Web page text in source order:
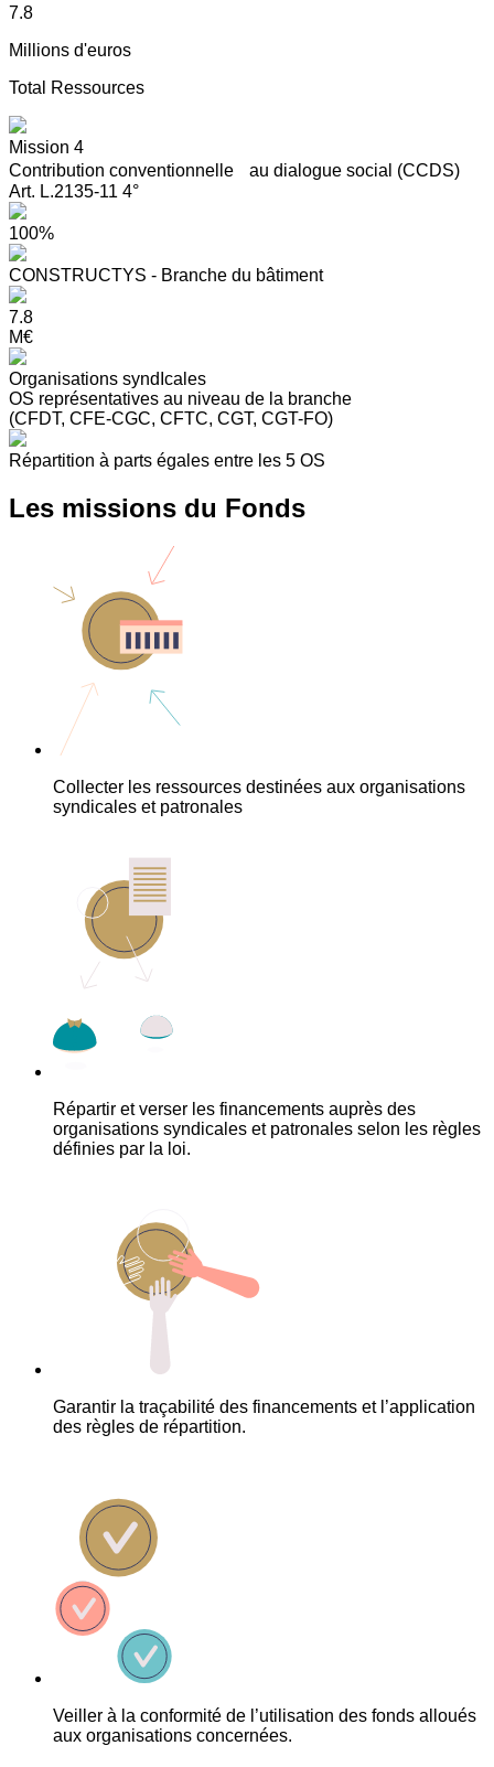
7.8
Millions d'euros
Total Ressources
Mission 4
Contribution conventionnelle au dialogue social (CCDS)
Art. L.2135-11 4°
100%
CONSTRUCTYS - Branche du bâtiment
7.8
M€
Organisations syndIcales
OS représentatives au niveau de la branche
(CFDT, CFE-CGC, CFTC, CGT, CGT-FO)
Répartition à parts égales entre les 5 OS
Les missions du Fonds
Collecter les ressources destinées aux organisations
syndicales et patronales
Répartir et verser les financements auprès des
organisations syndicales et patronales selon les règles
définies par la loi.
Garantir la traçabilité des financements et l’application
des règles de répartition.
Veiller à la conformité de l’utilisation des fonds alloués
aux organisations concernées.